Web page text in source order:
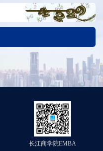
长江商学院EMBA